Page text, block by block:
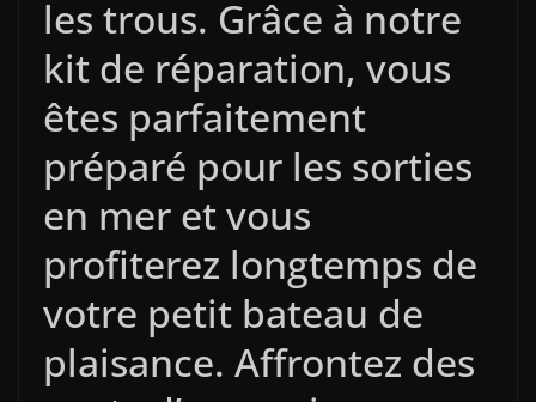
les trous. Grâce à notre
kit de réparation, vous
êtes parfaitement
préparé pour les sorties
en mer et vous
profiterez longtemps de
votre petit bateau de
plaisance. Affrontez des